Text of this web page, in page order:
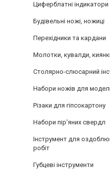
Циферблатні індикатори
Будівельні ножі, ножиці
Перехідники та кардани
Молотки, кувалди,
Столярно-слюсарний
Набори ножів для
Різаки для гіпсокартону
Набори пір'яних свердл
Інструмент для
робіт
Губцеві інструменти